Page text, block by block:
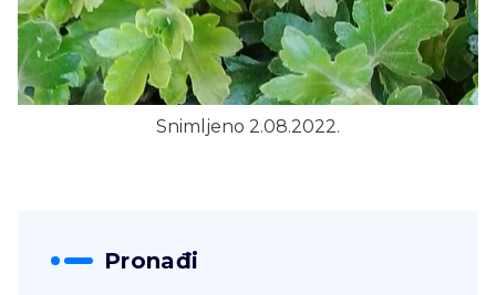
Snimljeno 2.08.2022.
Pronađi